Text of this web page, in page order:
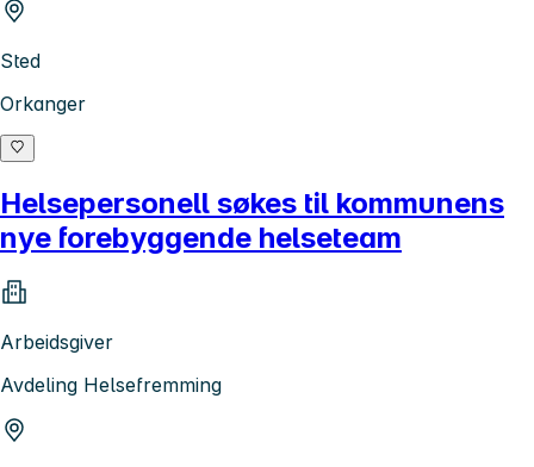
Sted
Orkanger
Helsepersonell søkes til kommunens
nye forebyggende helseteam
Arbeidsgiver
Avdeling Helsefremming